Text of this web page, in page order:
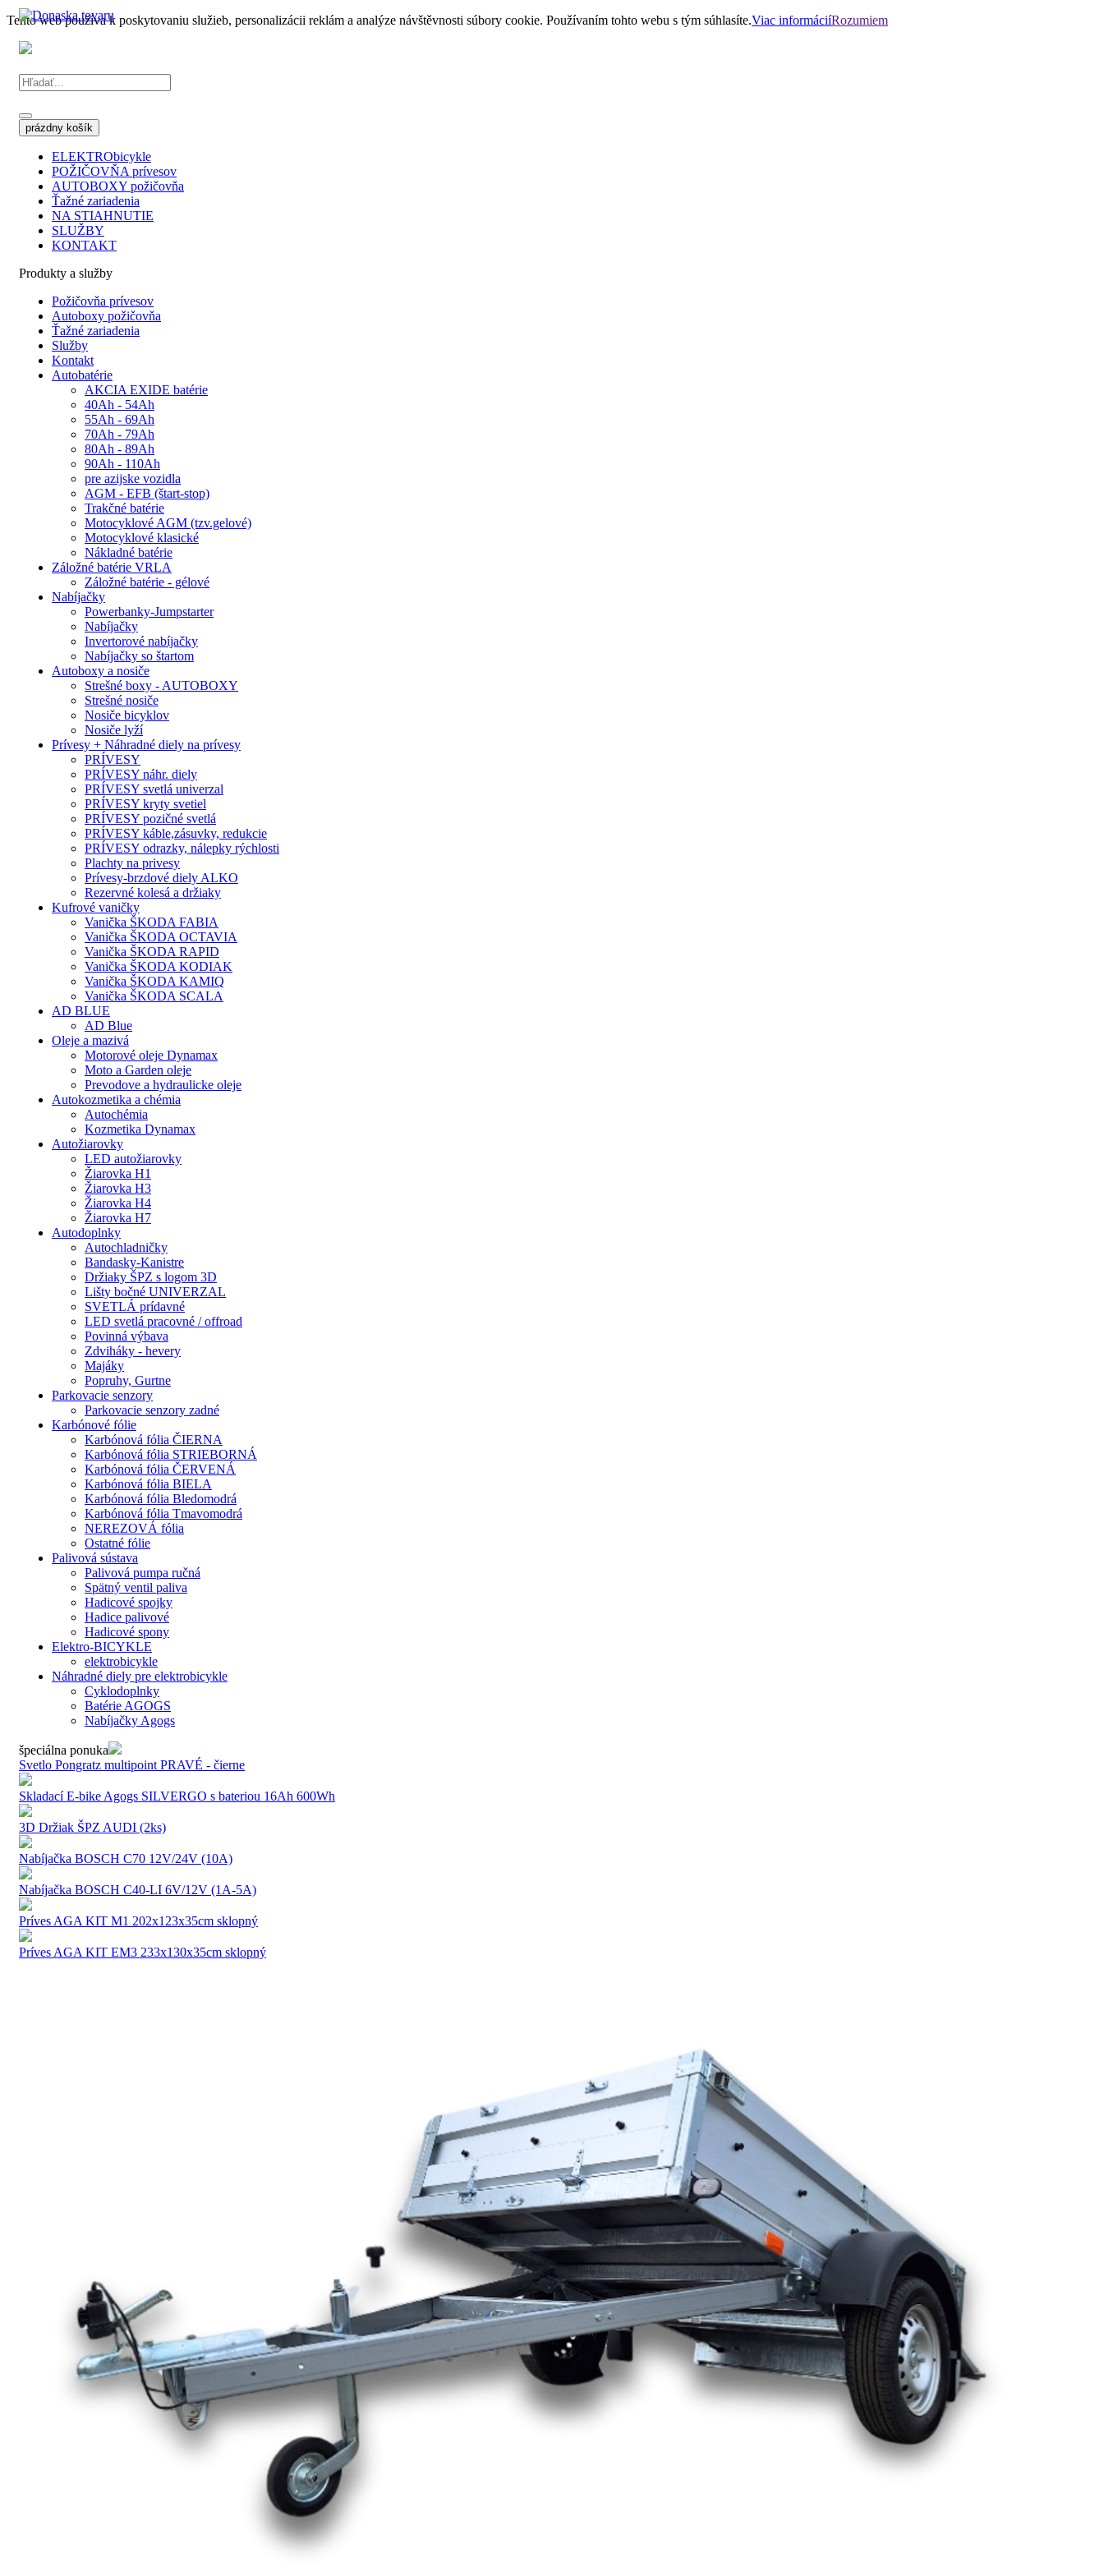
Tento web používa k poskytovaniu služieb, personalizácii reklám a analýze návštěvnosti súbory cookie. Používaním tohto webu s tým súhlasíte.Viac informáciíRozumiem
ELEKTRObicykle
POŽIČOVŇA prívesov
AUTOBOXY požičovňa
Ťažné zariadenia
NA STIAHNUTIE
SLUŽBY
KONTAKT
Produkty a služby
Požičovňa prívesov
Autoboxy požičovňa
Ťažné zariadenia
Služby
Kontakt
Autobatérie
AKCIA EXIDE batérie
40Ah - 54Ah
55Ah - 69Ah
70Ah - 79Ah
80Ah - 89Ah
90Ah - 110Ah
pre azijske vozidla
AGM - EFB (štart-stop)
Trakčné batérie
Motocyklové AGM (tzv.gelové)
Motocyklové klasické
Nákladné batérie
Záložné batérie VRLA
Záložné batérie - gélové
Nabíjačky
Powerbanky-Jumpstarter
Nabíjačky
Invertorové nabíjačky
Nabíjačky so štartom
Autoboxy a nosiče
Strešné boxy - AUTOBOXY
Strešné nosiče
Nosiče bicyklov
Nosiče lyží
Prívesy + Náhradné diely na prívesy
PRÍVESY
PRÍVESY náhr. diely
PRÍVESY svetlá univerzal
PRÍVESY kryty svetiel
PRÍVESY pozičné svetlá
PRÍVESY káble,zásuvky, redukcie
PRÍVESY odrazky, nálepky rýchlosti
Plachty na privesy
Prívesy-brzdové diely ALKO
Rezervné kolesá a držiaky
Kufrové vaničky
Vanička ŠKODA FABIA
Vanička ŠKODA OCTAVIA
Vanička ŠKODA RAPID
Vanička ŠKODA KODIAK
Vanička ŠKODA KAMIQ
Vanička ŠKODA SCALA
AD BLUE
AD Blue
Oleje a mazivá
Motorové oleje Dynamax
Moto a Garden oleje
Prevodove a hydraulicke oleje
Autokozmetika a chémia
Autochémia
Kozmetika Dynamax
Autožiarovky
LED autožiarovky
Žiarovka H1
Žiarovka H3
Žiarovka H4
Žiarovka H7
Autodoplnky
Autochladničky
Bandasky-Kanistre
Držiaky ŠPZ s logom 3D
Lišty bočné UNIVERZAL
SVETLÁ prídavné
LED svetlá pracovné / offroad
Povinná výbava
Zdviháky - hevery
Majáky
Popruhy, Gurtne
Parkovacie senzory
Parkovacie senzory zadné
Karbónové fólie
Karbónová fólia ČIERNA
Karbónová fólia STRIEBORNÁ
Karbónová fólia ČERVENÁ
Karbónová fólia BIELA
Karbónová fólia Bledomodrá
Karbónová fólia Tmavomodrá
NEREZOVÁ fólia
Ostatné fólie
Palivová sústava
Palivová pumpa ručná
Spätný ventil paliva
Hadicové spojky
Hadice palivové
Hadicové spony
Elektro-BICYKLE
elektrobicykle
Náhradné diely pre elektrobicykle
Cyklodoplnky
Batérie AGOGS
Nabíjačky Agogs
špeciálna ponuka
Svetlo Pongratz multipoint PRAVÉ - čierne
Skladací E-bike Agogs SILVERGO s bateriou 16Ah 600Wh
3D Držiak ŠPZ AUDI (2ks)
Nabíjačka BOSCH C70 12V/24V (10A)
Nabíjačka BOSCH C40-LI 6V/12V (1A-5A)
Príves AGA KIT M1 202x123x35cm sklopný
Príves AGA KIT EM3 233x130x35cm sklopný